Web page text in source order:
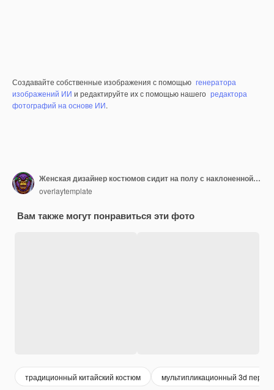
Создавайте собственные изображения с помощью генератора
изображений ИИ и редактируйте их с помощью нашего редактора
фотографий на основе ИИ.
Женская дизайнер костюмов сидит на полу с наклоненной головой и обеими руками на голове
overlaytemplate
Вам также могут понравиться эти фото
традиционный китайский костюм мультипликационный 3d